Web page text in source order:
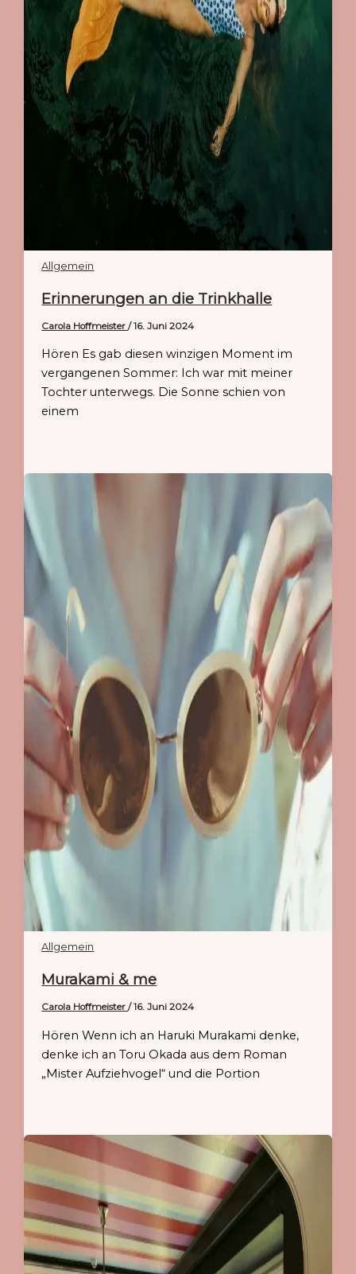
Allgemein
Erinnerungen an die Trinkhalle
Carola Hoffmeister/16. Juni 2024
Hören Es gab diesen winzigen Moment im
vergangenen Sommer: Ich war mit meiner
Tochter unterwegs. Die Sonne schien von
einem
Allgemein
Murakami & me
Carola Hoffmeister/16. Juni 2024
Hören Wenn ich an Haruki Murakami denke,
denke ich an Toru Okada aus dem Roman
„Mister Aufziehvogel“ und die Portion